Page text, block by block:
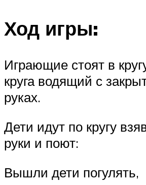
Ход игры:
Играющие стоят в
круга водящий с
руках.
Дети идут по кругу
руки и поют:
Вышли дети погулять,